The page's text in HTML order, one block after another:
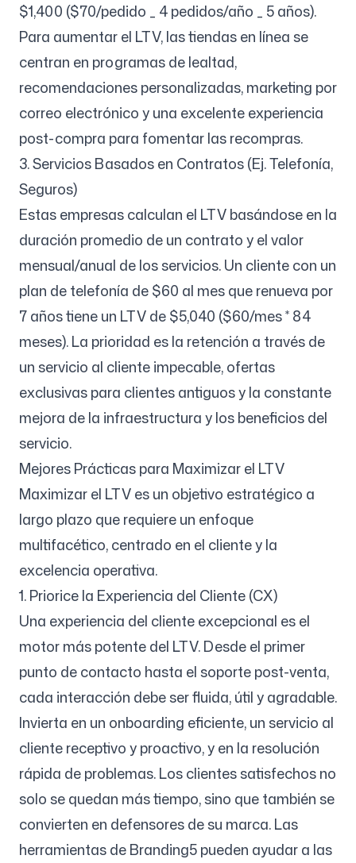
$1,400 ($70/pedido _ 4 pedidos/año _ 5 años).
Para aumentar el LTV, las tiendas en línea se
centran en programas de lealtad,
recomendaciones personalizadas, marketing por
correo electrónico y una excelente experiencia
post-compra para fomentar las recompras.
3. Servicios Basados en Contratos (Ej. Telefonía,
Seguros)
Estas empresas calculan el LTV basándose en la
duración promedio de un contrato y el valor
mensual/anual de los servicios. Un cliente con un
plan de telefonía de $60 al mes que renueva por
7 años tiene un LTV de $5,040 ($60/mes * 84
meses). La prioridad es la retención a través de
un servicio al cliente impecable, ofertas
exclusivas para clientes antiguos y la constante
mejora de la infraestructura y los beneficios del
servicio.
Mejores Prácticas para Maximizar el LTV
Maximizar el LTV es un objetivo estratégico a
largo plazo que requiere un enfoque
multifacético, centrado en el cliente y la
excelencia operativa.
1. Priorice la Experiencia del Cliente (CX)
Una experiencia del cliente excepcional es el
motor más potente del LTV. Desde el primer
punto de contacto hasta el soporte post-venta,
cada interacción debe ser fluida, útil y agradable.
Invierta en un onboarding eficiente, un servicio al
cliente receptivo y proactivo, y en la resolución
rápida de problemas. Los clientes satisfechos no
solo se quedan más tiempo, sino que también se
convierten en defensores de su marca. Las
herramientas de Branding5 pueden ayudar a las